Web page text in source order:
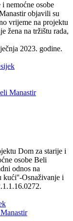
nemoćne osobe
objavili su
vrijeme na projektu
žena na tržištu rada,
2023. godine.
Manastir
Dom za starije i
osobe Beli
odnos na
kući''-Osnaživanje i